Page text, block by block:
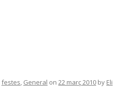
festes, General on 22 març 2010 by Eli